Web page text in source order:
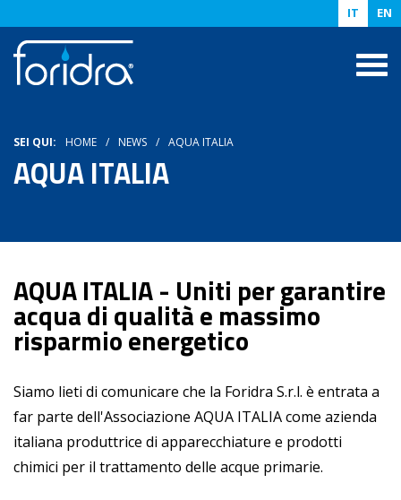
IT EN
SEI QUI: HOME NEWS AQUA ITALIA
AQUA ITALIA
AQUA ITALIA - Uniti per garantire
acqua di qualità e massimo
risparmio energetico
Siamo lieti di comunicare che la Foridra S.r.l. è entrata a
far parte dell'Associazione AQUA ITALIA come azienda
italiana produttrice di apparecchiature e prodotti
chimici per il trattamento delle acque primarie.